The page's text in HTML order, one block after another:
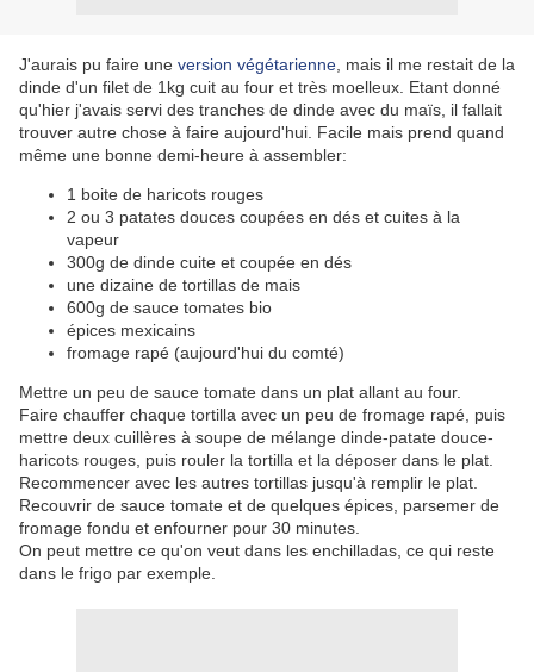
J'aurais pu faire une version végétarienne , mais il me restait de la
dinde d'un filet de 1kg cuit au four et très moelleux. Etant donné
qu'hier j'avais servi des tranches de dinde avec du maïs, il fallait
trouver autre chose à faire aujourd'hui. Facile mais prend quand
même une bonne demi-heure à assembler:
1 boite de haricots rouges
2 ou 3 patates douces coupées en dés et cuites à la
vapeur
300g de dinde cuite et coupée en dés
une dizaine de tortillas de mais
600g de sauce tomates bio
épices mexicains
fromage rapé (aujourd'hui du comté)
Mettre un peu de sauce tomate dans un plat allant au four.
Faire chauffer chaque tortilla avec un peu de fromage rapé, puis
mettre deux cuillères à soupe de mélange dinde-patate douce-
haricots rouges, puis rouler la tortilla et la déposer dans le plat.
Recommencer avec les autres tortillas jusqu'à remplir le plat.
Recouvrir de sauce tomate et de quelques épices, parsemer de
fromage fondu et enfourner pour 30 minutes.
On peut mettre ce qu'on veut dans les enchilladas, ce qui reste
dans le frigo par exemple.